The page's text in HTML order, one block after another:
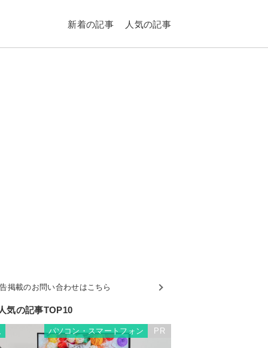
新着の記事 人気の記事
掲載のお問い合わせはこちら
気の記事TOP10
パソコン・スマートフォン PR